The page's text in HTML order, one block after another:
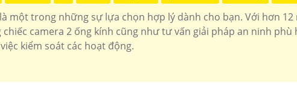
một trong những sự lựa chọn hợp lý dành cho bạn. Với hơn
camera 2 ống kính cũng như tư vấn giải pháp an ninh
việc kiểm soát các hoạt động.